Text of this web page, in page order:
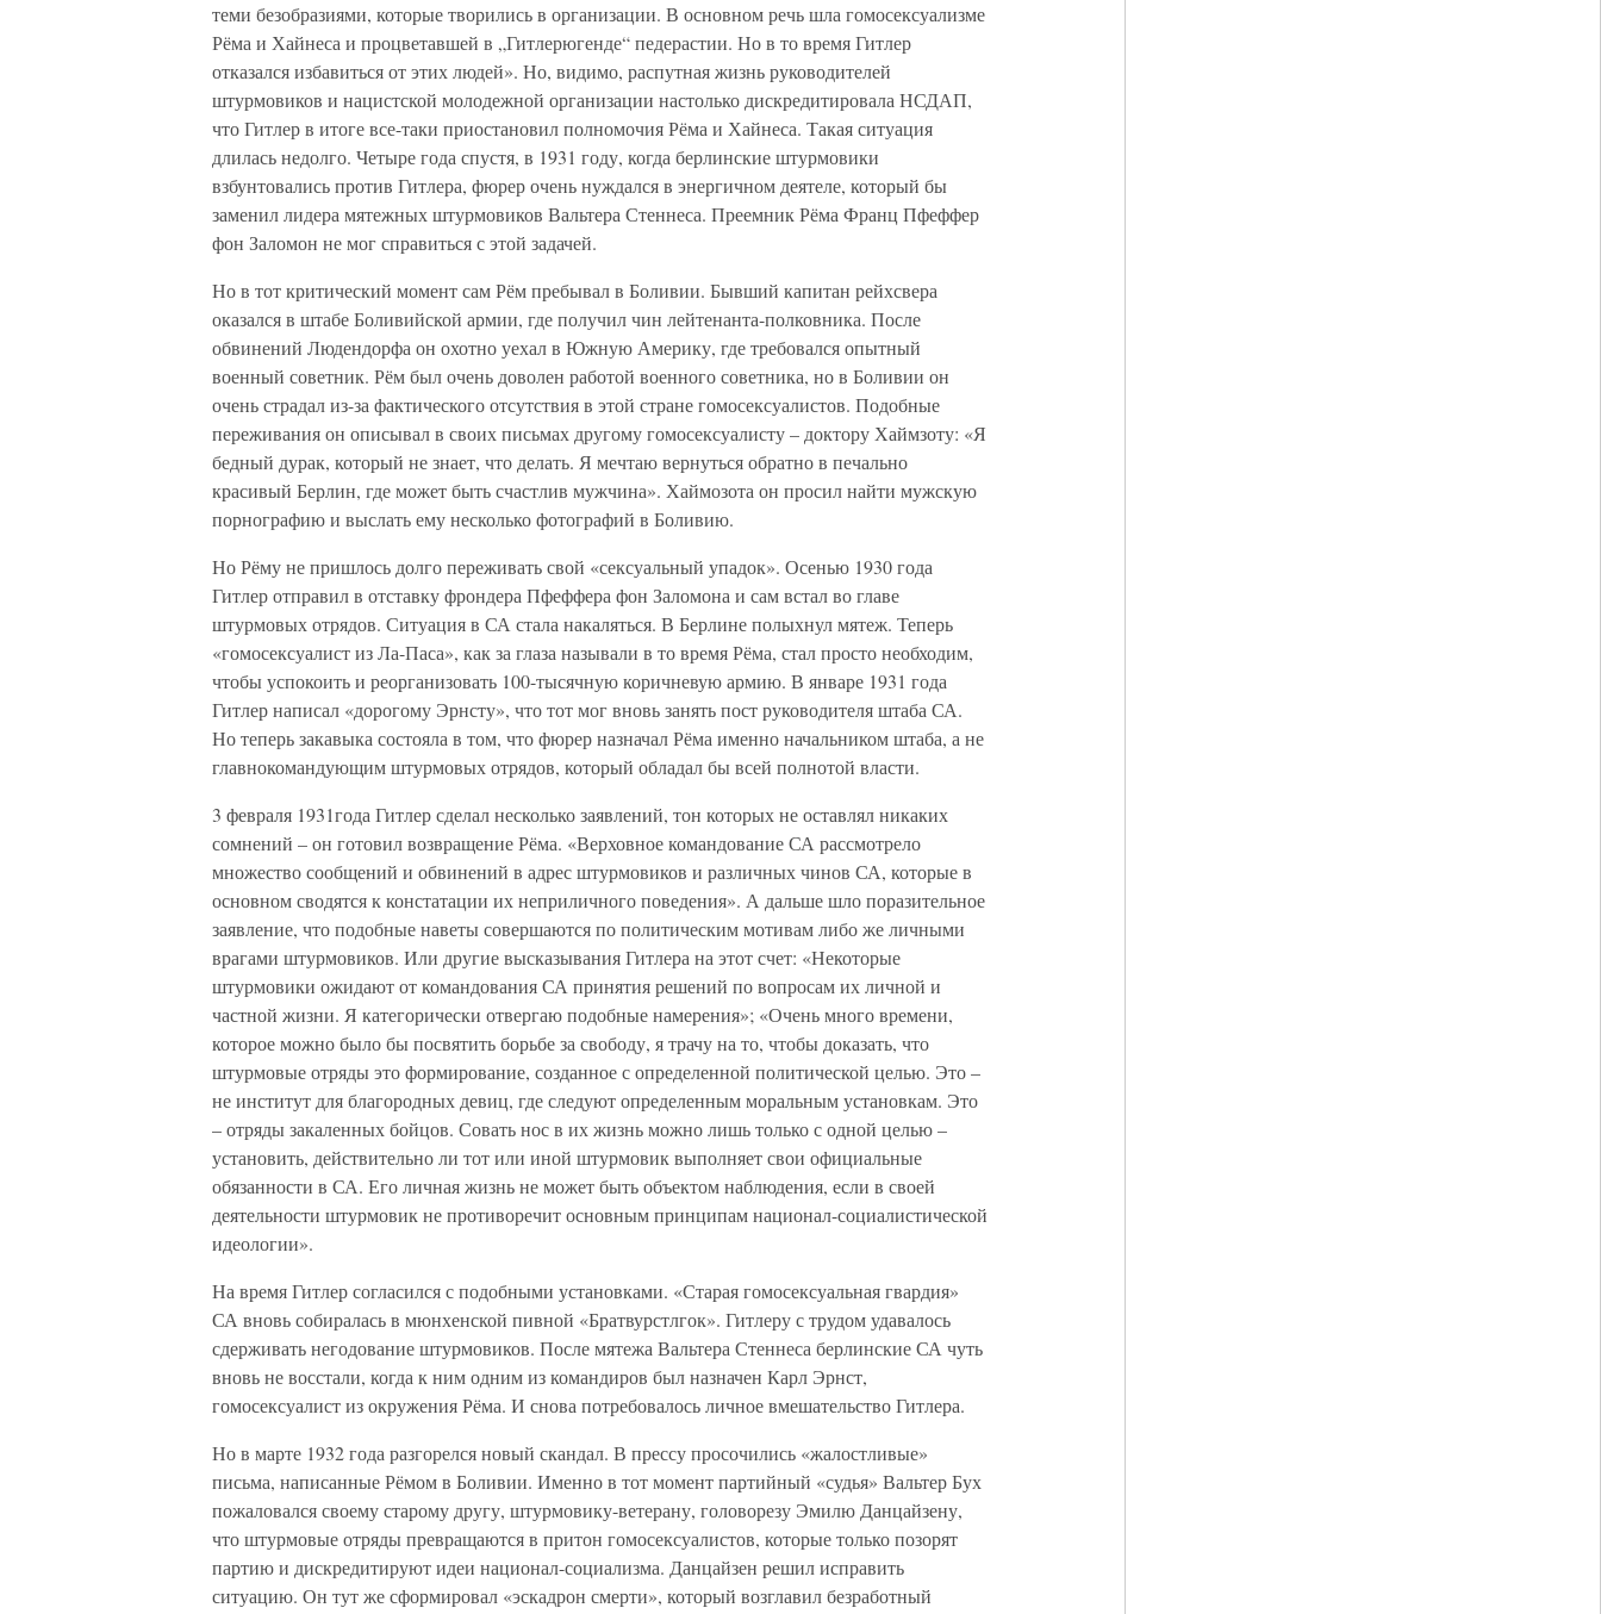
теми безобразиями, которые творились в организации. В основном речь шла гомосексуализме
Рёма и Хайнеса и процветавшей в „Гитлерюгенде“ педерастии. Но в то время Гитлер
отказался избавиться от этих людей». Но, видимо, распутная жизнь руководителей
штурмовиков и нацистской молодежной организации настолько дискредитировала НСДАП,
что Гитлер в итоге все-таки приостановил полномочия Рёма и Хайнеса. Такая ситуация
длилась недолго. Четыре года спустя, в 1931 году, когда берлинские штурмовики
взбунтовались против Гитлера, фюрер очень нуждался в энергичном деятеле, который бы
заменил лидера мятежных штурмовиков Вальтера Стеннеса. Преемник Рёма Франц Пфеффер
фон Заломон не мог справиться с этой задачей.
Но в тот критический момент сам Рём пребывал в Боливии. Бывший капитан рейхсвера
оказался в штабе Боливийской армии, где получил чин лейтенанта-полковника. После
обвинений Людендорфа он охотно уехал в Южную Америку, где требовался опытный
военный советник. Рём был очень доволен работой военного советника, но в Боливии он
очень страдал из-за фактического отсутствия в этой стране гомосексуалистов. Подобные
переживания он описывал в своих письмах другому гомосексуалисту – доктору Хаймзоту: «Я
бедный дурак, который не знает, что делать. Я мечтаю вернуться обратно в печально
красивый Берлин, где может быть счастлив мужчина». Хаймозота он просил найти мужскую
порнографию и выслать ему несколько фотографий в Боливию.
Но Рёму не пришлось долго переживать свой «сексуальный упадок». Осенью 1930 года
Гитлер отправил в отставку фрондера Пфеффера фон Заломона и сам встал во главе
штурмовых отрядов. Ситуация в СА стала накаляться. В Берлине полыхнул мятеж. Теперь
«гомосексуалист из Ла-Паса», как за глаза называли в то время Рёма, стал просто необходим,
чтобы успокоить и реорганизовать 100-тысячную коричневую армию. В январе 1931 года
Гитлер написал «дорогому Эрнсту», что тот мог вновь занять пост руководителя штаба СА.
Но теперь закавыка состояла в том, что фюрер назначал Рёма именно начальником штаба, а не
главнокомандующим штурмовых отрядов, который обладал бы всей полнотой власти.
3 февраля 1931года Гитлер сделал несколько заявлений, тон которых не оставлял никаких
сомнений – он готовил возвращение Рёма. «Верховное командование СА рассмотрело
множество сообщений и обвинений в адрес штурмовиков и различных чинов СА, которые в
основном сводятся к констатации их неприличного поведения». А дальше шло поразительное
заявление, что подобные наветы совершаются по политическим мотивам либо же личными
врагами штурмовиков. Или другие высказывания Гитлера на этот счет: «Некоторые
штурмовики ожидают от командования СА принятия решений по вопросам их личной и
частной жизни. Я категорически отвергаю подобные намерения»; «Очень много времени,
которое можно было бы посвятить борьбе за свободу, я трачу на то, чтобы доказать, что
штурмовые отряды это формирование, созданное с определенной политической целью. Это –
не институт для благородных девиц, где следуют определенным моральным установкам. Это
– отряды закаленных бойцов. Совать нос в их жизнь можно лишь только с одной целью –
установить, действительно ли тот или иной штурмовик выполняет свои официальные
обязанности в СА. Его личная жизнь не может быть объектом наблюдения, если в своей
деятельности штурмовик не противоречит основным принципам национал-социалистической
идеологии».
На время Гитлер согласился с подобными установками. «Старая гомосексуальная гвардия»
СА вновь собиралась в мюнхенской пивной «Братвурстлгок». Гитлеру с трудом удавалось
сдерживать негодование штурмовиков. После мятежа Вальтера Стеннеса берлинские СА чуть
вновь не восстали, когда к ним одним из командиров был назначен Карл Эрнст,
гомосексуалист из окружения Рёма. И снова потребовалось личное вмешательство Гитлера.
Но в марте 1932 года разгорелся новый скандал. В прессу просочились «жалостливые»
письма, написанные Рёмом в Боливии. Именно в тот момент партийный «судья» Вальтер Бух
пожаловался своему старому другу, штурмовику-ветерану, головорезу Эмилю Данцайзену,
что штурмовые отряды превращаются в притон гомосексуалистов, которые только позорят
партию и дискредитируют идеи национал-социализма. Данцайзен решил исправить
ситуацию. Он тут же сформировал «эскадрон смерти», который возглавил безработный